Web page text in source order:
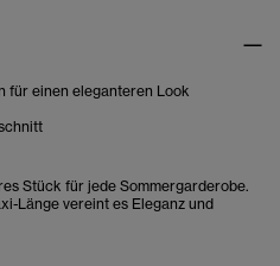
für einen eleganteren Look
Stück für jede Sommergarderobe.
Länge vereint es Eleganz und